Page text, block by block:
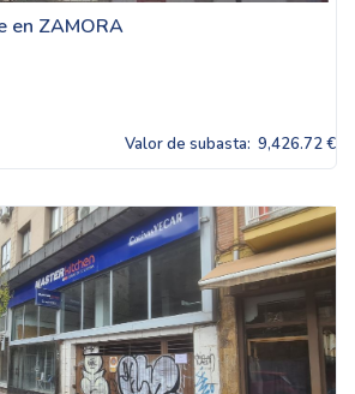
en ZAMORA
Valor de subasta: 9,426.72 €